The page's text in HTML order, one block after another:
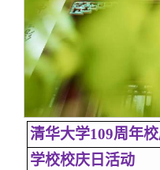
清华大学109周年
学校校庆日活动